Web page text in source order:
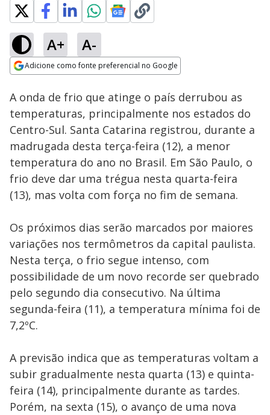
A+ A-
Adicione como fonte preferencial no Google
Ativar
95.69%
A onda de frio que atinge o país derrubou as
temperaturas, principalmente nos estados do
Centro-Sul. Santa Catarina registrou, durante a
madrugada desta terça-feira (12), a menor
temperatura do ano no Brasil. Em São Paulo, o
frio deve dar uma trégua nesta quarta-feira
(13), mas volta com força no fim de semana.
Os próximos dias serão marcados por maiores
variações nos termômetros da capital paulista.
Nesta terça, o frio segue intenso, com
possibilidade de um novo recorde ser quebrado
pelo segundo dia consecutivo. Na última
segunda-feira (11), a temperatura mínima foi de
7,2ºC.
A previsão indica que as temperaturas voltam a
subir gradualmente nesta quarta (13) e quinta-
feira (14), principalmente durante as tardes.
Porém, na sexta (15), o avanço de uma nova